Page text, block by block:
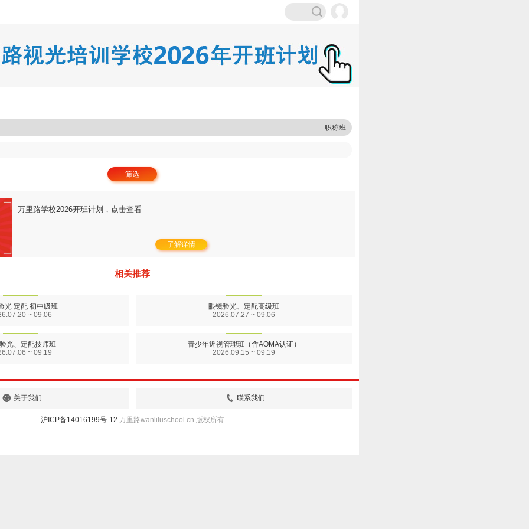
筛选
万里路学校2026开班计划，点击查看
了解详情
相关推荐
光 定配 初中级班
~ 09.06
眼镜验光、定配高级班
2026.07.27 ~ 09.06
光、定配技师班
~ 09.19
青少年近视管理班（含AOMA认证）
2026.09.15 ~ 09.19
关于我们 联系我们
沪ICP备14016199号-12 万里路wanliluschool.cn 版权所有